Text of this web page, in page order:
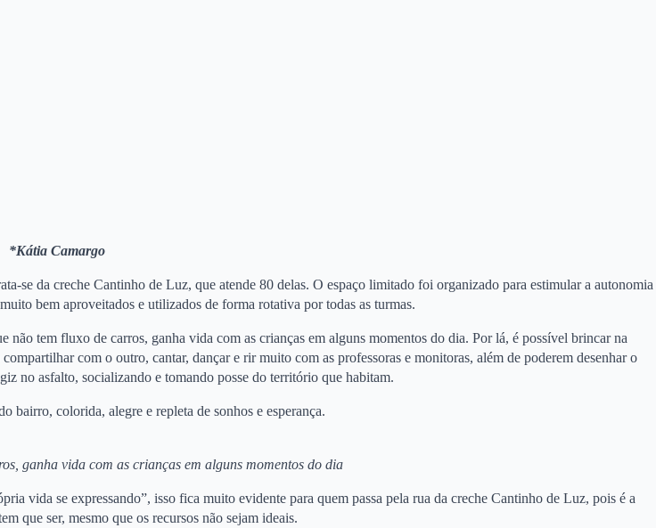
*Kátia Camargo
se da creche Cantinho de Luz, que atende 80 delas. O espaço limitado foi organizado para estimular a autonomia
bem aproveitados e utilizados de forma rotativa por todas as turmas.
tem fluxo de carros, ganha vida com as crianças em alguns momentos do dia. Por lá, é possível brincar na
com o outro, cantar, dançar e rir muito com as professoras e monitoras, além de poderem desenhar o
no asfalto, socializando e tomando posse do território que habitam.
bairro, colorida, alegre e repleta de sonhos e esperança.
ganha vida com as crianças em alguns momentos do dia
vida se expressando”, isso fica muito evidente para quem passa pela rua da creche Cantinho de Luz, pois é a
que ser, mesmo que os recursos não sejam ideais.